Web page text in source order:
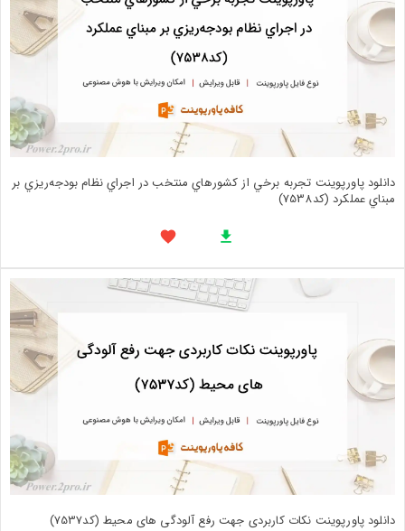
دانلود پاورپوینت تجربه برخي از كشورهاي منتخب در اجراي نظام بودجه‌ريزي بر
مبناي عملكرد (کد7538)
دانلود پاورپوینت نکات کاربردی جهت رفع آلودگی های محیط (کد7537)